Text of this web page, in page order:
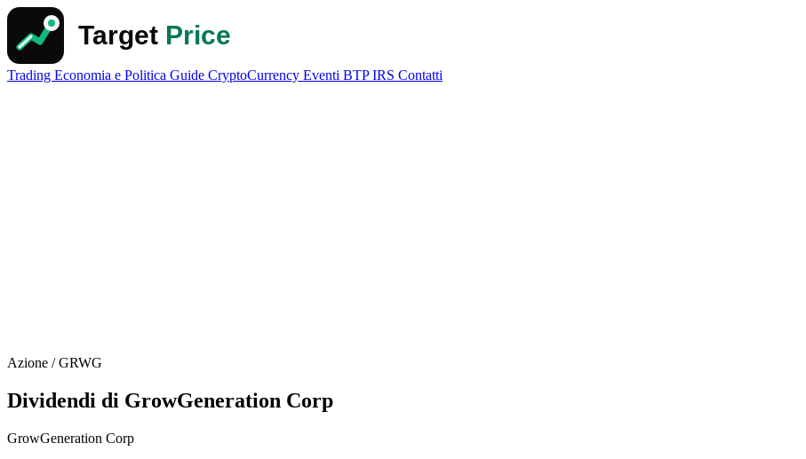
Trading Economia e Politica Guide CryptoCurrency Eventi BTPIRS Contatti
Azione / GRWG
Dividendi di GrowGeneration Corp
GrowGeneration Corp